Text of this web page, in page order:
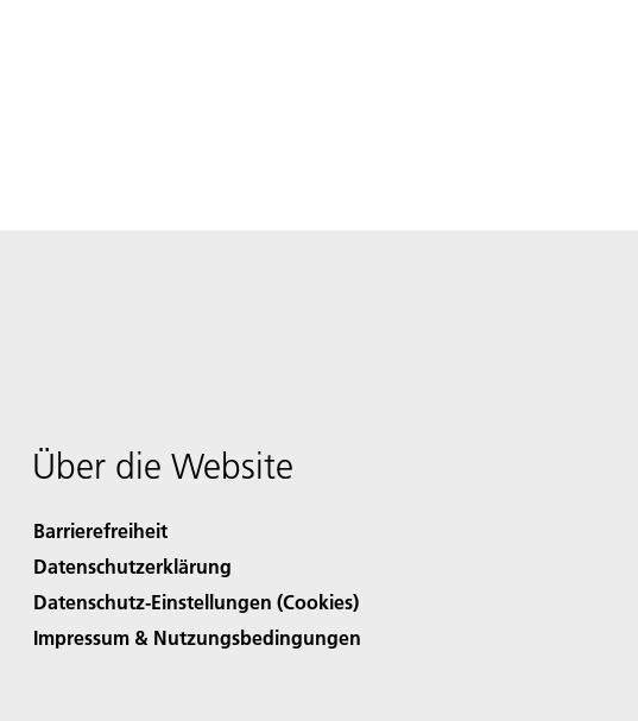
Über die Website
Barrierefreiheit
Datenschutzerklärung
Datenschutz-Einstellungen (Cookies)
Impressum & Nutzungsbedingungen